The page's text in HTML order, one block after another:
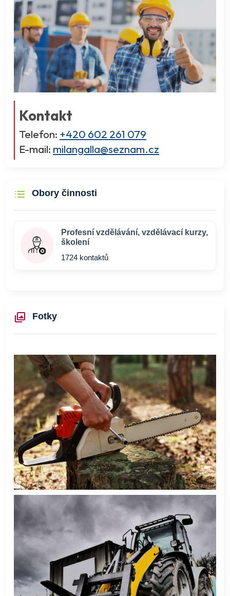
Kontakt
Telefon: +420 602 261 079
E-mail: milangalla@seznam.cz
Obory činnosti
Profesní vzdělávání, vzdělávací kurzy,
školení
1724 kontaktů
Fotky